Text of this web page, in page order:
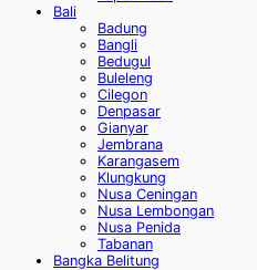
Bali
Badung
Bangli
Bedugul
Buleleng
Cilegon
Denpasar
Gianyar
Jembrana
Karangasem
Klungkung
Nusa Ceningan
Nusa Lembongan
Nusa Penida
Tabanan
Bangka Belitung